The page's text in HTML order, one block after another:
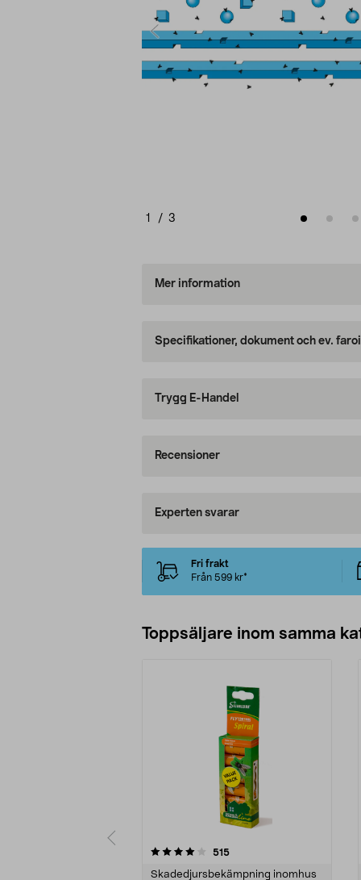
1 / 3
Mer information
Specifikationer, dokument och ev.
Trygg E-Handel
Recensioner
Experten svarar
Fri frakt
Från 599 kr*
Toppsäljare inom samma
515recensioner
Skadedjursbekämpning inomhus
4.5 av 5 stjärnor